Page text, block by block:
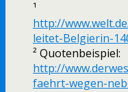
¹
http://
leitet-Belgierin-
² Quotenbeispiel:
http://
faehrt-wegen-